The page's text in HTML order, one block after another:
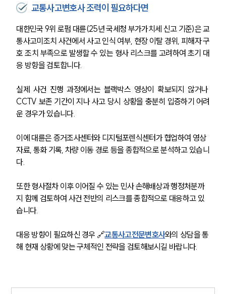
교통사고변호사 조력이 필요하다면
대한민국 9위 로펌 대륜(25년 국세청 부가가치세 신고 기준)은 교
통사고미조치 사건에서 사고 인식 여부, 현장 이탈 경위, 피해자 구
호 조치 부족으로 발생할 수 있는 형사 리스크를 고려하여 초기 대
응 방향을 검토합니다.
실제 사건 진행 과정에서는 블랙박스 영상이 확보되지 않거나
CCTV 보존 기간이 지나 사고 당시 상황을 충분히 입증하기 어려
운 경우가 있습니다.
이에 대륜은 증거조사센터와 디지털포렌식센터가 협업하여 영상
자료, 통화 기록, 차량 이동 경로 등을 종합적으로 분석하고 있습니
다.
또한 형사절차 이후 이어질 수 있는 민사 손해배상과 행정처분까
지 함께 검토하여 사건 전반의 리스크를 종합적으로 대응하고 있
습니다.
대응 방향이 필요하신 경우 🔗교통사고전문변호사와의 상담을 통
해 현재 상황에 맞는 구체적인 전략을 검토해보시길 바랍니다.